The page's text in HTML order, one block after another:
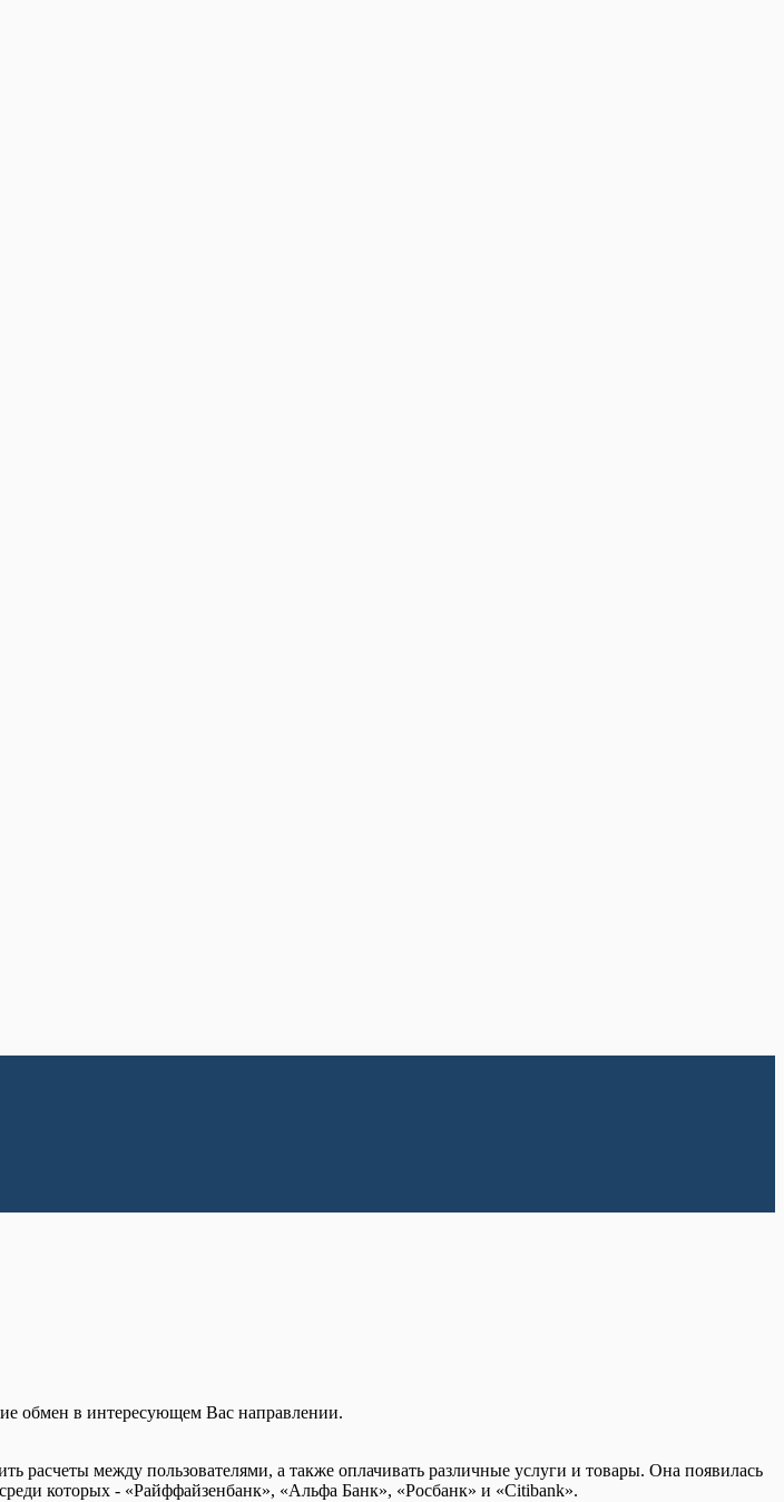
обмен в интересующем Вас направлении.
расчеты между пользователями, а также оплачивать различные услуги и товары. Она появилась
которых - «Райффайзенбанк», «Альфа Банк», «Росбанк» и «Citibank».